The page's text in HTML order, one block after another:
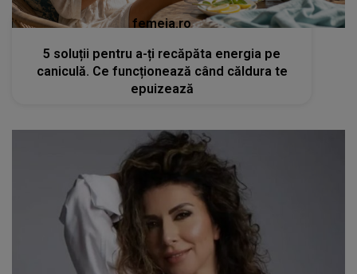
femeia.ro
5 soluții pentru a-ți recăpăta energia pe
caniculă. Ce funcționează când căldura te
epuizează